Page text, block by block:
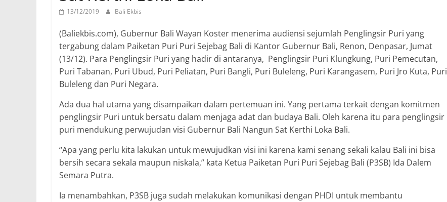
13/12/2019 Bali Ekbis
(Baliekbis.com), Gubernur Bali Wayan Koster menerima audiensi sejumlah Penglingsir Puri yang
tergabung dalam Paiketan Puri Puri Sejebag Bali di Kantor Gubernur Bali, Renon, Denpasar, Jumat
(13/12). Para Penglingsir Puri yang hadir di antaranya, Penglingsir Puri Klungkung, Puri Pemecutan,
Puri Tabanan, Puri Ubud, Puri Peliatan, Puri Bangli, Puri Buleleng, Puri Karangasem, Puri Jro Kuta, Puri
Buleleng dan Puri Negara.
Ada dua hal utama yang disampaikan dalam pertemuan ini. Yang pertama terkait dengan komitmen
penglingsir Puri untuk bersatu dalam menjaga adat dan budaya Bali. Oleh karena itu para penglingsir
puri mendukung perwujudan visi Gubernur Bali Nangun Sat Kerthi Loka Bali.
“Apa yang perlu kita lakukan untuk mewujudkan visi ini karena kami senang sekali kalau Bali ini bisa
bersih secara sekala maupun niskala,” kata Ketua Paiketan Puri Puri Sejebag Bali (P3SB) Ida Dalem
Semara Putra.
Ia menambahkan, P3SB juga sudah melakukan komunikasi dengan PHDI untuk membantu